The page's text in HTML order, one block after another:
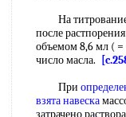
На титрование
после
объемом 8,6 мл ( =
число масла.
При
взята навеска
затрачено